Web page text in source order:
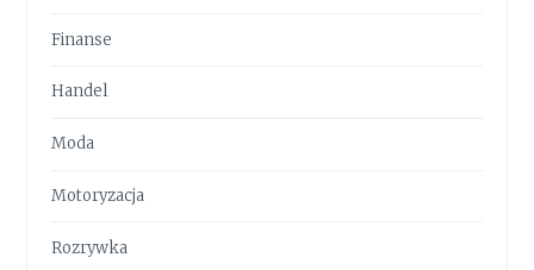
Finanse
Handel
Moda
Motoryzacja
Rozrywka